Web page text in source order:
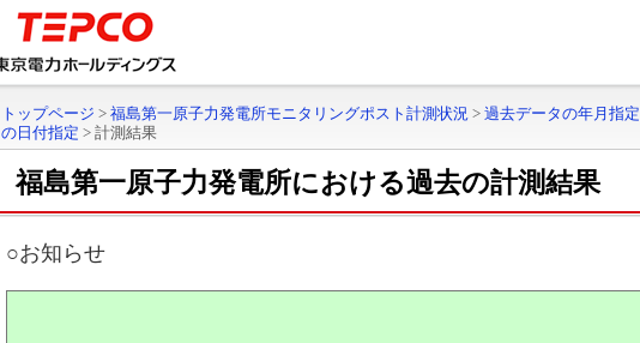
トップページ > 福島第一原子力発電所モニタリングポスト計測状況 > 過去データの年月指定
の日付指定 > 計測結果
福島第一原子力発電所における過去の計測結果
○お知らせ